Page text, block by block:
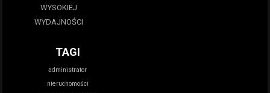
WYSOKIEJ
WYDAJNOŚCI
TAGI
administrator
nieruchomości